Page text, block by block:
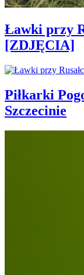
Ławki przy
[ZDJĘCIA]
Piłkarki
Szczecinie